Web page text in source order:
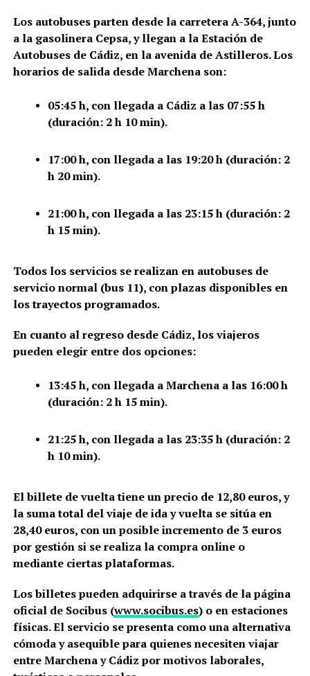
Los autobuses parten desde la carretera A-364, junto
a la gasolinera Cepsa, y llegan a la Estación de
Autobuses de Cádiz, en la avenida de Astilleros. Los
horarios de salida desde Marchena son:
05:45 h, con llegada a Cádiz a las 07:55 h
(duración: 2 h 10 min).
17:00 h, con llegada a las 19:20 h (duración: 2
h 20 min).
21:00 h, con llegada a las 23:15 h (duración: 2
h 15 min).
Todos los servicios se realizan en autobuses de
servicio normal (bus 11), con plazas disponibles en
los trayectos programados.
En cuanto al regreso desde Cádiz, los viajeros
pueden elegir entre dos opciones:
13:45 h, con llegada a Marchena a las 16:00 h
(duración: 2 h 15 min).
21:25 h, con llegada a las 23:35 h (duración: 2
h 10 min).
El billete de vuelta tiene un precio de 12,80 euros, y
la suma total del viaje de ida y vuelta se sitúa en
28,40 euros, con un posible incremento de 3 euros
por gestión si se realiza la compra online o
mediante ciertas plataformas.
Los billetes pueden adquirirse a través de la página
oficial de Socibus (www.socibus.es) o en estaciones
físicas. El servicio se presenta como una alternativa
cómoda y asequible para quienes necesiten viajar
entre Marchena y Cádiz por motivos laborales,